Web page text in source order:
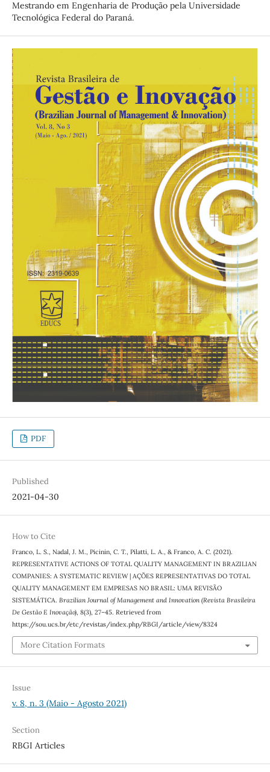
Mestrando em Engenharia de Produção pela Universidade
Tecnológica Federal do Paraná.
PDF
Published
2021-04-30
How to Cite
Franco, L. S., Nadal, J. M., Picinin, C. T., Pilatti, L. A., & Franco, A. C. (2021).
REPRESENTATIVE ACTIONS OF TOTAL QUALITY MANAGEMENT IN BRAZILIAN
COMPANIES: A SYSTEMATIC REVIEW | AÇÕES REPRESENTATIVAS DO TOTAL
QUALITY MANAGEMENT EM EMPRESAS NO BRASIL: UMA REVISÃO
SISTEMÁTICA. Brazilian Journal of Management and Innovation (Revista Brasileira
De Gestão E Inovação), 8(3), 27–45. Retrieved from
https://sou.ucs.br/etc/revistas/index.php/RBGI/article/view/8324
More Citation Formats
Issue
v. 8, n. 3 (Maio - Agosto 2021)
Section
RBGI Articles